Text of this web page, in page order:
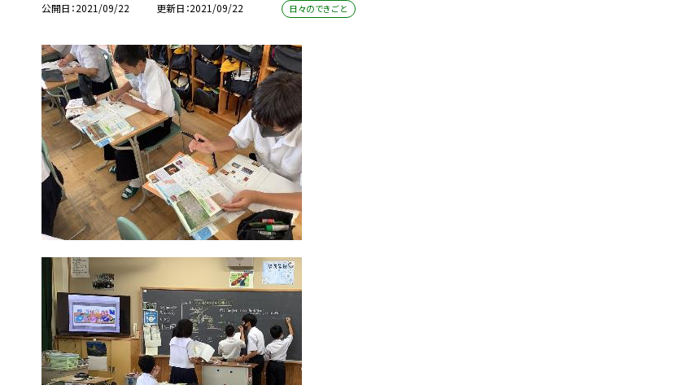
公開日 2021/09/22 更新日 2021/09/22 日々のできごと